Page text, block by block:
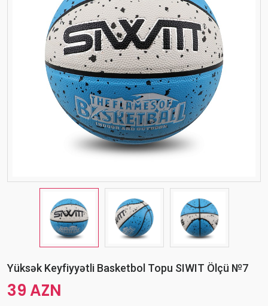
Yüksək Keyfiyyətli Basketbol Topu SIWIT Ölçü №7
39 AZN